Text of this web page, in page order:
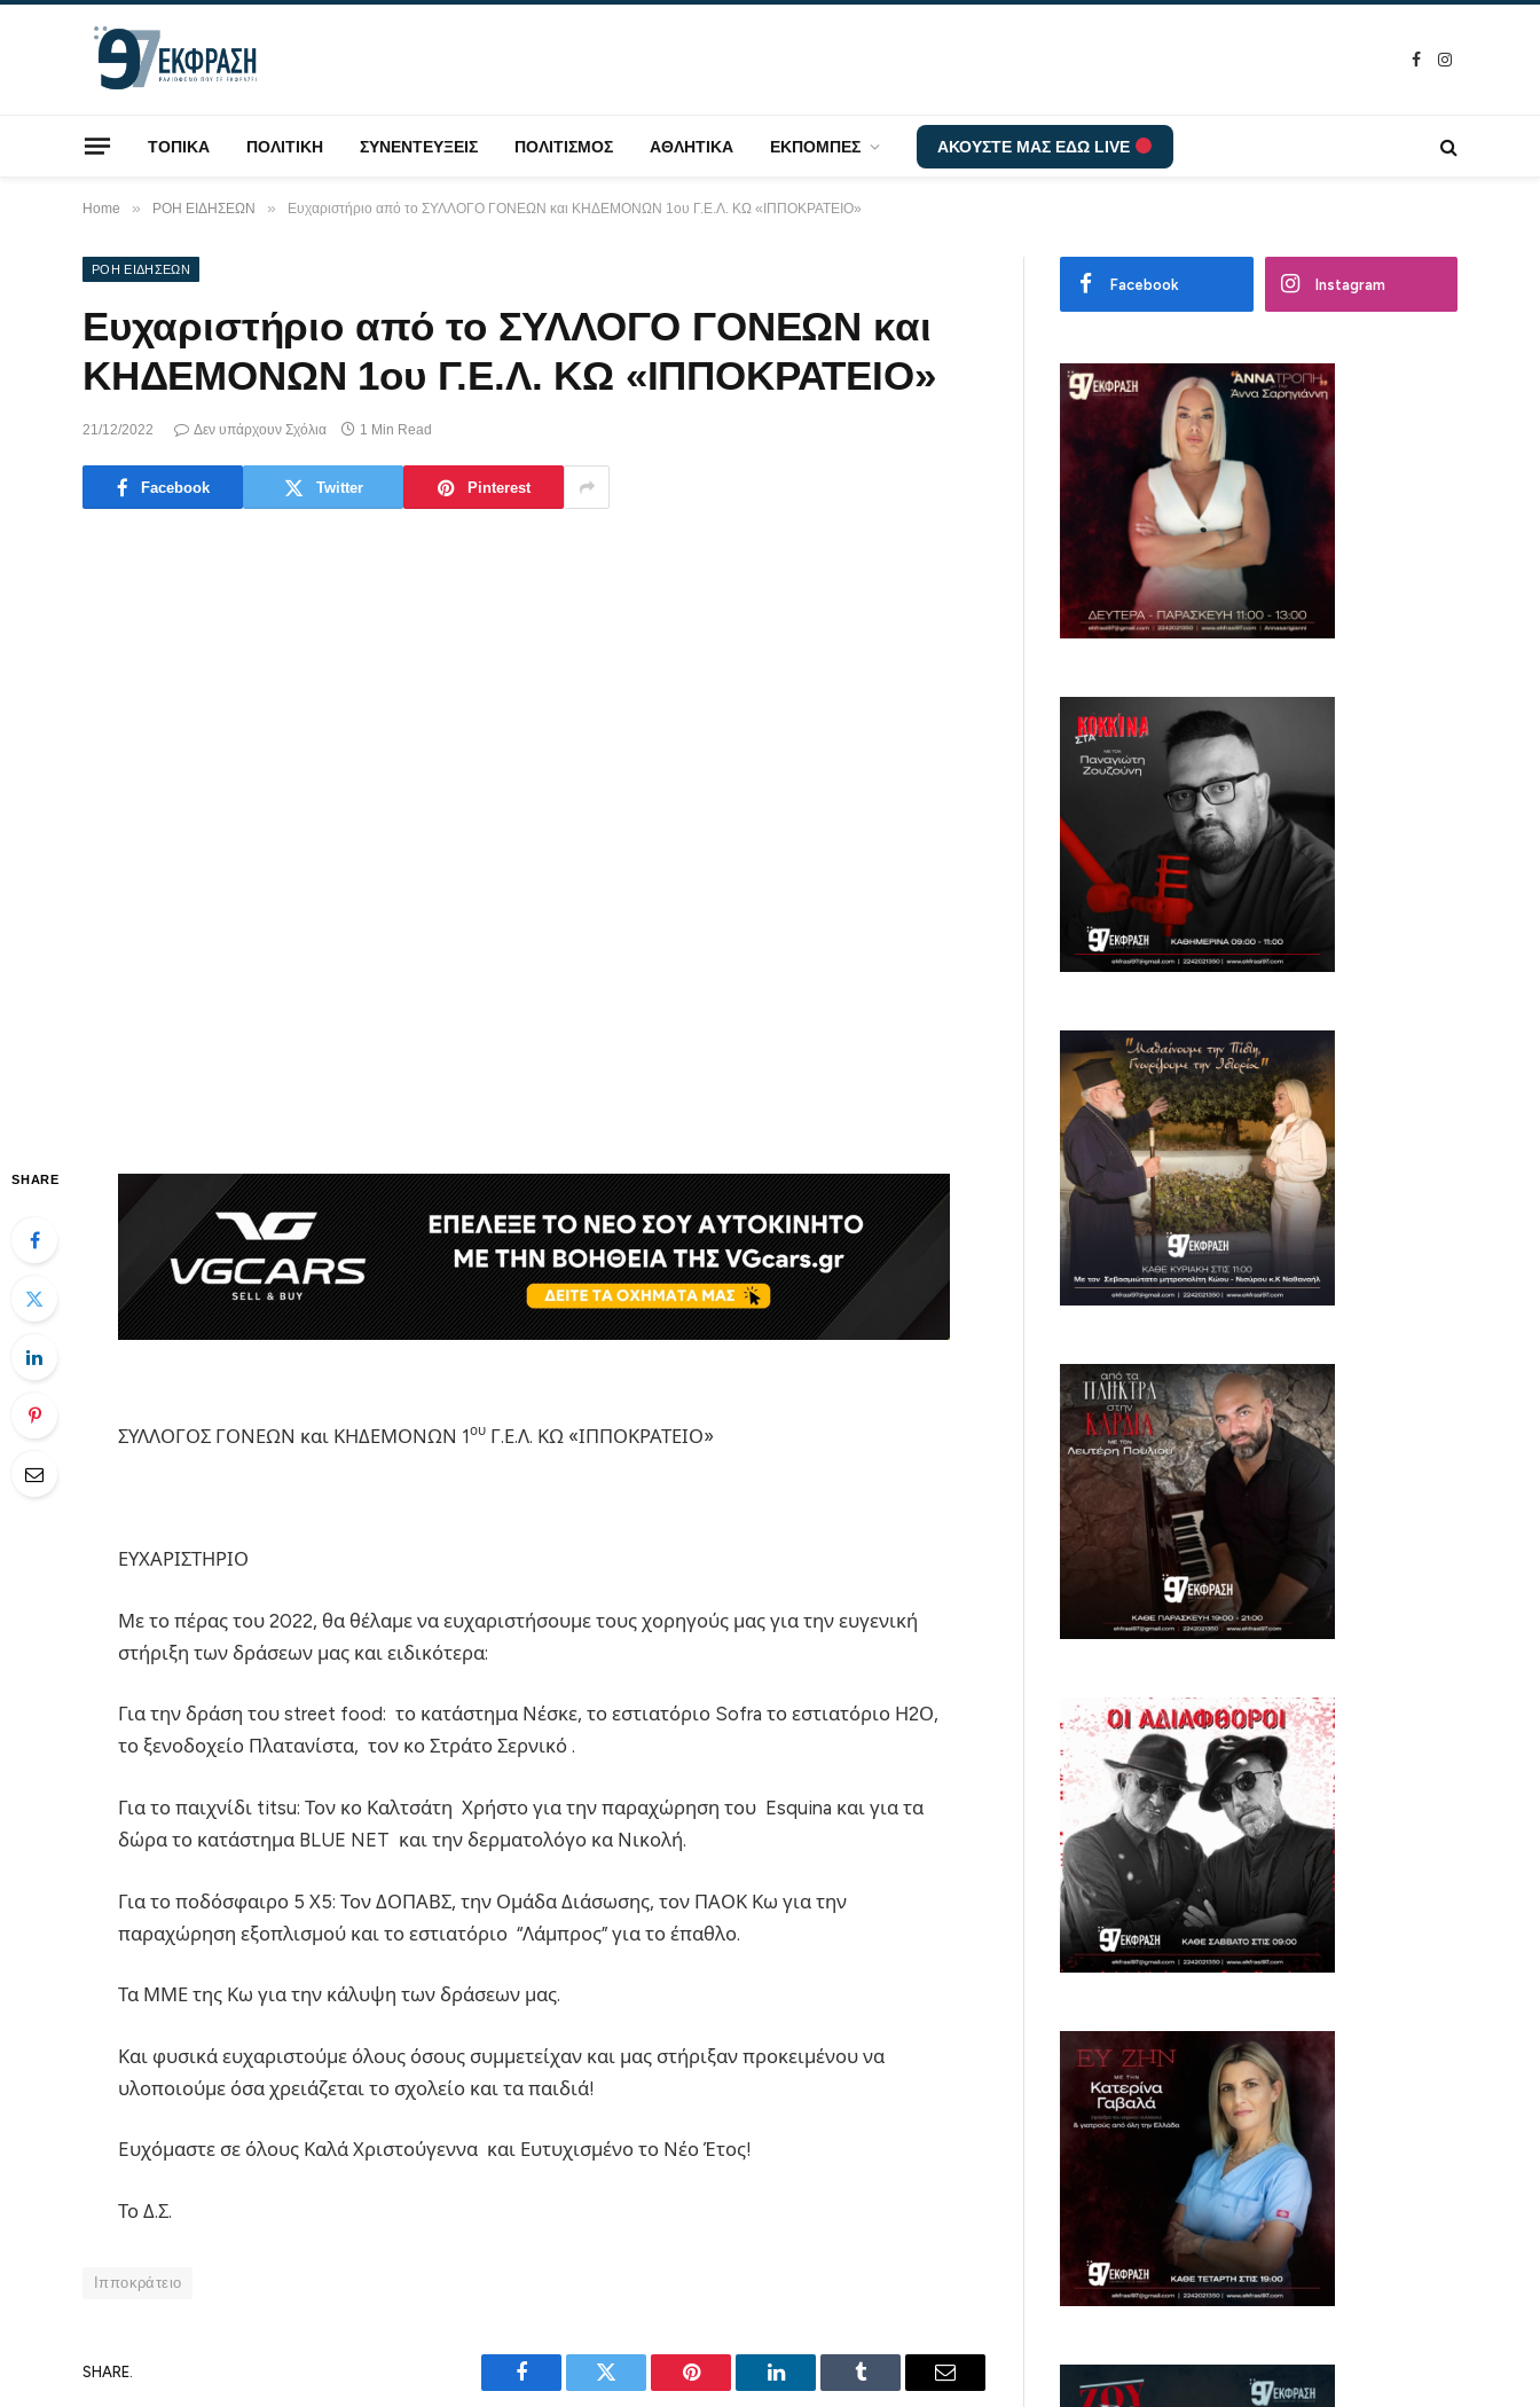
Facebook
Instagram
ΤΟΠΙΚΑ ΠΟΛΙΤΙΚΗ ΣΥΝΕΝΤΕΥΞΕΙΣ ΠΟΛΙΤΙΣΜΟΣ ΑΘΛΗΤΙΚΑ ΕΚΠΟΜΠΕΣ ΑΚΟΥΣΤΕ ΜΑΣ ΕΔΩ LIVE
Home » ΡΟΗ ΕΙΔΗΣΕΩΝ » Ευχαριστήριο από το ΣΥΛΛΟΓΟ ΓΟΝΕΩΝ και ΚΗΔΕΜΟΝΩΝ 1ου Γ.Ε.Λ. ΚΩ «ΙΠΠΟΚΡΑΤΕΙΟ»
ΡΟΗ ΕΙΔΗΣΕΩΝ
Ευχαριστήριο από το ΣΥΛΛΟΓΟ ΓΟΝΕΩΝ και
ΚΗΔΕΜΟΝΩΝ 1ου Γ.Ε.Λ. ΚΩ «ΙΠΠΟΚΡΑΤΕΙΟ»
21/12/2022 Δεν υπάρχουν Σχόλια 1 Min Read
Facebook Twitter Pinterest
SHARE
ΣΥΛΛΟΓΟΣ ΓΟΝΕΩΝ και ΚΗΔΕΜΟΝΩΝ 1ου Γ.Ε.Λ. ΚΩ «ΙΠΠΟΚΡΑΤΕΙΟ»
ΕΥΧΑΡΙΣΤΗΡΙΟ
Με το πέρας του 2022, θα θέλαμε να ευχαριστήσουμε τους χορηγούς μας για την ευγενική
στήριξη των δράσεων μας και ειδικότερα:
Για την δράση του street food: το κατάστημα Νέσκε, το εστιατόριο Sofra το εστιατόριο Η2Ο,
το ξενοδοχείο Πλατανίστα, τον κο Στράτο Σερνικό .
Για το παιχνίδι titsu: Τον κο Καλτσάτη Χρήστο για την παραχώρηση του Esquina και για τα
δώρα το κατάστημα BLUE NET και την δερματολόγο κα Νικολή.
Για το ποδόσφαιρο 5 Χ5: Τον ΔΟΠΑΒΣ, την Ομάδα Διάσωσης, τον ΠΑΟΚ Κω για την
παραχώρηση εξοπλισμού και το εστιατόριο “Λάμπρος” για το έπαθλο.
Τα ΜΜΕ της Κω για την κάλυψη των δράσεων μας.
Και φυσικά ευχαριστούμε όλους όσους συμμετείχαν και μας στήριξαν προκειμένου να
υλοποιούμε όσα χρειάζεται το σχολείο και τα παιδιά!
Eυχόμαστε σε όλους Καλά Χριστούγεννα και Ευτυχισμένο το Νέο Έτος!
Το Δ.Σ.
Ιπποκράτειο
SHARE.
Facebook Twitter Pinterest LinkedIn Tumblr Email
Facebook Instagram